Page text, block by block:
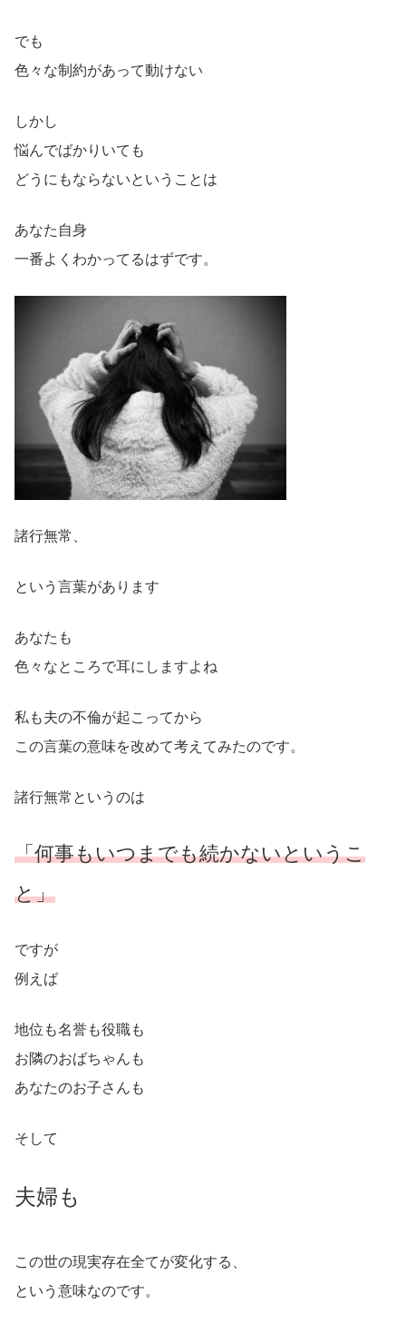
でも
色々な制約があって動けない
しかし
悩んでばかりいても
どうにもならないということは
あなた自身
一番よくわかってるはずです。
諸行無常、
という言葉があります
あなたも
色々なところで耳にしますよね
私も夫の不倫が起こってから
この言葉の意味を改めて考えてみたのです。
諸行無常というのは
「何事もいつまでも続かないというこ
と」
ですが
例えば
地位も名誉も役職も
お隣のおばちゃんも
あなたのお子さんも
そして
夫婦も
この世の現実存在全てが変化する、
という意味なのです。